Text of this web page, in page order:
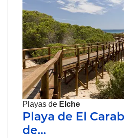
Playas de Elche
Playa de El
de…